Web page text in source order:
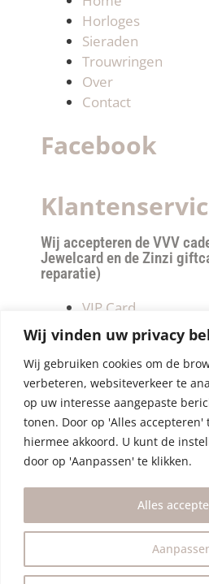
Wij vinden uw privacy
Wij gebruiken cookies om de
verbeteren, websiteverkeer te
op uw interesse aangepaste
tonen. Door op 'Alles accepteren'
hiermee akkoord. U kunt de
door op 'Aanpassen' te klikken.
Alles
Horloges
Sieraden
Trouwringen
Over
Contact
Facebook
Wij accepteren de VVV
Jewelcard en de Zinzi
reparatie)
VIP Card
Retourneren
Betalen &
Privacy Policy
Algemene